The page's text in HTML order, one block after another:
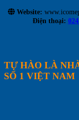
Website:
Điện thoại:
TỰ HÀO LÀ
SỐ 1 VIỆT NAM